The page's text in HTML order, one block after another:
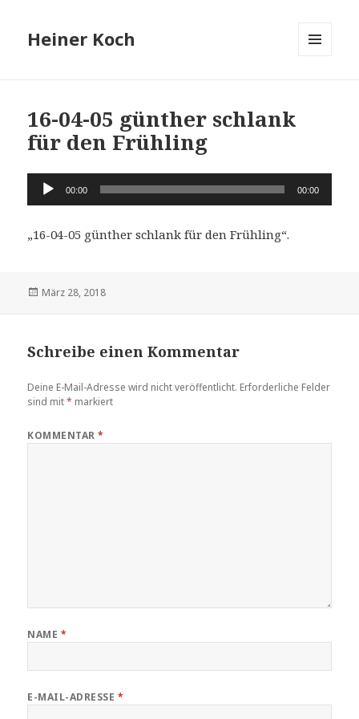
Heiner Koch
16-04-05 günther schlank
für den Frühling
Audio-
Player
00:00 00:00
„16-04-05 günther schlank für den Frühling“.
Veröffentlicht
März 28, 2018
Schreibe einen Kommentar
Deine E-Mail-Adresse wird nicht veröffentlicht. Erforderliche Felder
sind mit* markiert
KOMMENTAR*
NAME *
E-MAIL-ADRESSE *